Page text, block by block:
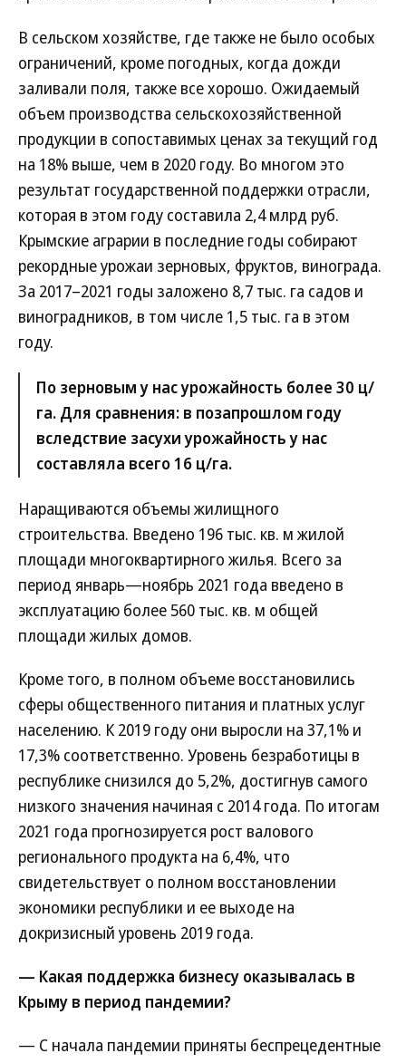
В сельском хозяйстве, где также не было особых
ограничений, кроме погодных, когда дожди
заливали поля, также все хорошо. Ожидаемый
объем производства сельскохозяйственной
продукции в сопоставимых ценах за текущий год
на 18% выше, чем в 2020 году. Во многом это
результат государственной поддержки отрасли,
которая в этом году составила 2,4 млрд руб.
Крымские аграрии в последние годы собирают
рекордные урожаи зерновых, фруктов, винограда.
За 2017–2021 годы заложено 8,7 тыс. га садов и
виноградников, в том числе 1,5 тыс. га в этом
году.
По зерновым у нас урожайность более 30 ц/
га. Для сравнения: в позапрошлом году
вследствие засухи урожайность у нас
составляла всего 16 ц/га.
Наращиваются объемы жилищного
строительства. Введено 196 тыс. кв. м жилой
площади многоквартирного жилья. Всего за
период январь—ноябрь 2021 года введено в
эксплуатацию более 560 тыс. кв. м общей
площади жилых домов.
Кроме того, в полном объеме восстановились
сферы общественного питания и платных услуг
населению. К 2019 году они выросли на 37,1% и
17,3% соответственно. Уровень безработицы в
республике снизился до 5,2%, достигнув самого
низкого значения начиная с 2014 года. По итогам
2021 года прогнозируется рост валового
регионального продукта на 6,4%, что
свидетельствует о полном восстановлении
экономики республики и ее выходе на
докризисный уровень 2019 года.
— Какая поддержка бизнесу оказывалась в
Крыму в период пандемии?
— С начала пандемии приняты беспрецедентные